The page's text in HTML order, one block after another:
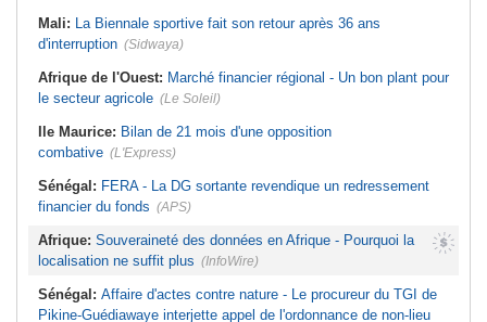
Mali: La Biennale sportive fait son retour après 36 ans
d'interruption (Sidwaya)
Afrique de l'Ouest: Marché financier régional - Un bon plant pour
le secteur agricole (Le Soleil)
Ile Maurice: Bilan de 21 mois d'une opposition
combative (L'Express)
Sénégal: FERA - La DG sortante revendique un redressement
financier du fonds (APS)
Afrique: Souveraineté des données en Afrique - Pourquoi la
localisation ne suffit plus (InfoWire)
Sénégal: Affaire d'actes contre nature - Le procureur du TGI de
Pikine-Guédiawaye interjette appel de l'ordonnance de non-lieu